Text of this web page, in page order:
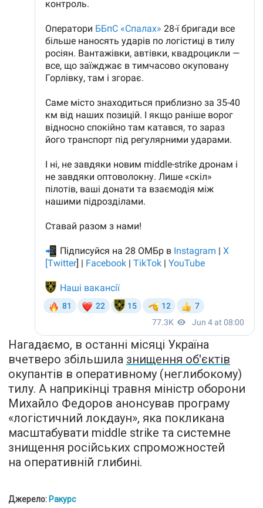
Нагадаємо, в останні місяці Україна
вчетверо збільшила знищення об'єктів
окупантів в оперативному (неглибокому)
тилу. А наприкінці травня міністр оборони
Михайло Федоров анонсував програму
«логістичний локдаун», яка покликана
масштабувати middle strike та системне
знищення російських спроможностей
на оперативній глибині.
Джерело: Ракурс